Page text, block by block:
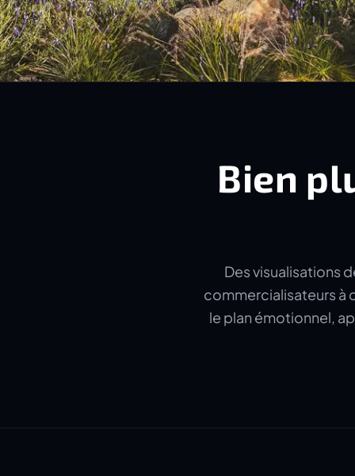
Bien
Des visualisations
commercialisateurs à
le plan émotionnel,